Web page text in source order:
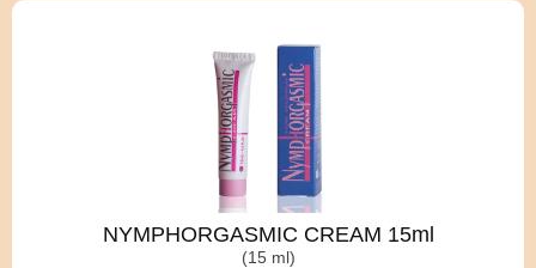
NYMPHORGASMIC CREAM 15ml
(15 ml)